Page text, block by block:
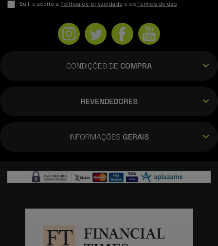
Eu li e aceito a Política de privacidade e os Termos de uso
CONDIÇÕES DE COMPRA
REVENDEDORES
INFORMAÇÕES GERAIS